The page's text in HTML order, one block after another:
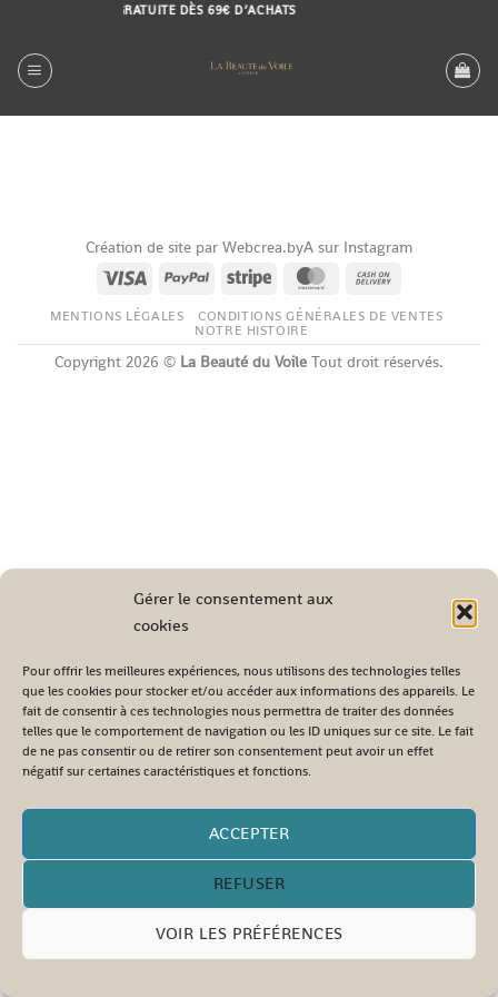
Gérer le consentement aux
cookies
Pour offrir les meilleures expériences, nous utilisons des technologies telles
que les cookies pour stocker et/ou accéder aux informations des appareils. Le
fait de consentir à ces technologies nous permettra de traiter des données
telles que le comportement de navigation ou les ID uniques sur ce site. Le fait
de ne pas consentir ou de retirer son consentement peut avoir un effet
négatif sur certaines caractéristiques et fonctions.
ACCEPTER
REFUSER
VOIR LES PRÉFÉRENCES
contenu
LIVRAISON GRATUITE DÈS 69€ D’ACHATS
Création de site par Webcrea.byA sur Instagram
Visa
PayPal Stripe MasterCard
Delivery
MENTIONS LÉGALES
CONDITIONS GÉNÉRALES DE VENTES
NOTRE HISTOIRE
Copyright 2026 © La Beauté du Voile Tout droit réservés.